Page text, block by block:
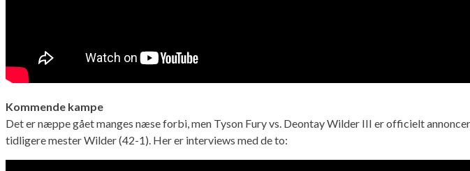
Kommende kampe
Det er næppe gået manges næse forbi, men Tyson Fury vs. Deontay Wilder III er officielt
tidligere mester Wilder (42-1). Her er interviews med de to: